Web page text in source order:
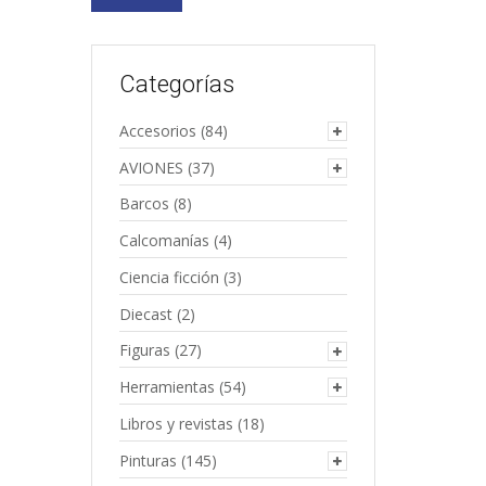
Categorías
Accesorios (84)
AVIONES (37)
Barcos (8)
Calcomanías (4)
Ciencia ficción (3)
Diecast (2)
Figuras (27)
Herramientas (54)
Libros y revistas (18)
Pinturas (145)